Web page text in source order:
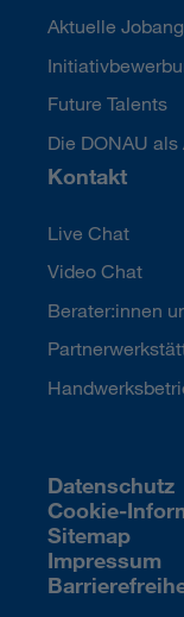
Aktuelle
Future Talents
Die DONAU
Kontakt
Live Chat
Video Chat
Berater:innen
Datenschutz
Cookie-
Sitemap
Impressum